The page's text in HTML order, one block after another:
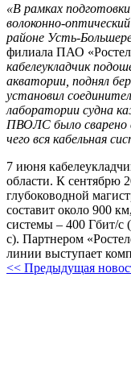
«В рамках
волоконно-
районе Усть-
филиала ПАО
кабелеукладчик
акватории, поднял
установил
лаборатории судна
ПВОЛС было сварено
чего вся кабельная
7 июня
области. К сентябрю
глубоководной
составит около 900
системы – 400 Гбит/с
с). Партнером
линии выступает
<< Предыдущая